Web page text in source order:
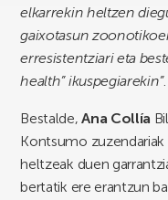
elkarrekin heltzen
gaixotasun
erresistentziari eta
health” ikuspegiarekin”.
Bestalde,Ana Collía
Kontsumo
heltzeak duen
bertatik ere erantzun